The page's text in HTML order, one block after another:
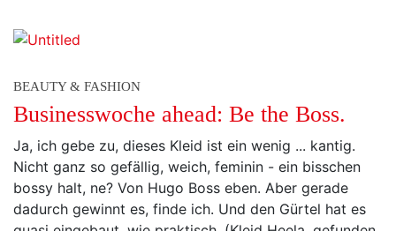
Businesswoche ahead: Be the Boss.
Ja, ich gebe zu, dieses Kleid ist ein wenig ... kantig.
Nicht ganz so gefällig, weich, feminin - ein bisschen
bossy halt, ne? Von Hugo Boss eben. Aber gerade
dadurch gewinnt es, finde ich. Und den Gürtel hat es
quasi eingebaut, wie praktisch. (Kleid Heela, gefunden